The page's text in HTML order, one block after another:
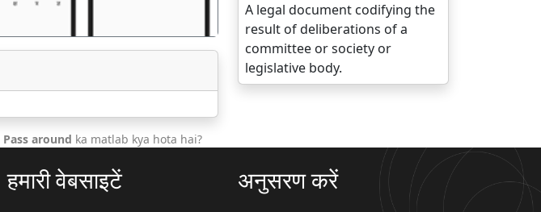
A legal document codifying the
result of deliberations of a
committee or society or
legislative body.
Pass around ka matlab kya hota hai?
हमारी वेबसाइटें अनुसरण करें